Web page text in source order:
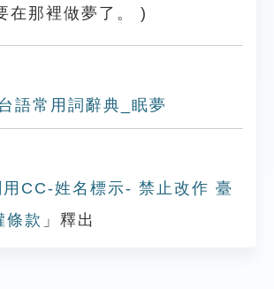
在那裡做夢了。 )
語常用詞辭典_眠夢
用CC-姓名標示- 禁止改作 臺
條款 」釋出